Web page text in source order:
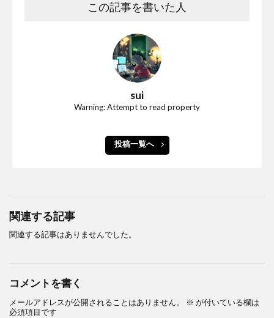
この記事を書いた人
sui
Warning: Attempt to read property
投稿一覧へ
関連する記事
関連する記事はありませんでした。
コメントを書く
メールアドレスが公開されることはありません。 ※ が付いている欄は
必須項目です